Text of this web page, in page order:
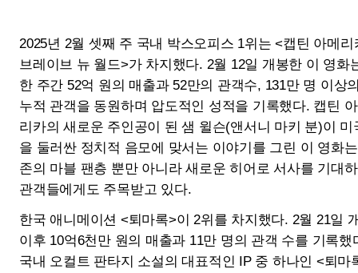
관객들에게도 주목받고 있다.
한국 애니메이션 <퇴마록>이 2위를 차지했다. 2월 21일 개봉
이후 10억6천만 원의 매출과 11만 명의 관객 수를 기록했다.
국내 오컬트 판타지 소설의 대표적인 IP 중 하나인 <퇴마록>
시리즈를 기반으로 한 이 영화는 강렬한 액션과 미스터리한
분위기로 많은 기대를 모았다. 특히 원작의 스토리를 현대적
으로 재해석하며 새로운 세대의 관객들에게도 어필하는 모습
이다.
매출과 13만 명 이상의 관객을 동원했다. 2008년 대만 영화 <
말할 수 없는 비밀>을 리메이크한 이 작품은 도경수가 주연
을 맡아 감성적인 연출과 섬세한 음악이 조화를 이룬다는 평